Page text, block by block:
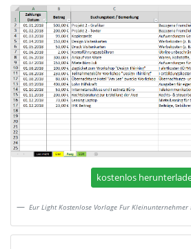
kostenlos
Eur Light Kostenlose Vorlage Fur Kleinunternehmer